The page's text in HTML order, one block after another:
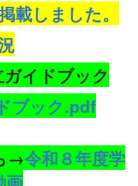
載しました。
イドブック
ブック.pdf
→令和８年度学